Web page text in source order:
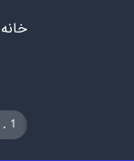
خانه
1 . از خود پذیرایی کردن